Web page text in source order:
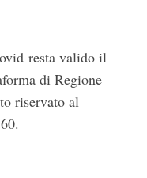
resta valido il
di Regione
riservato al